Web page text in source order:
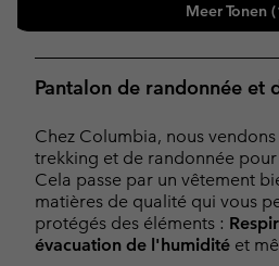
Meer Tonen
Pantalon de randonnée et
Chez Columbia, nous
trekking et de randonnée
Cela passe par un vêtement
matières de qualité qui vous
protégés des éléments :
évacuation de l'humidité et